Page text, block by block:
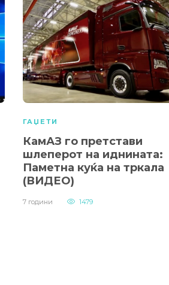
ГАЏЕТИ
КамАЗ го претстави
шлеперот на иднината:
Паметна куќа на тркала
(ВИДЕО)
7 години 1479